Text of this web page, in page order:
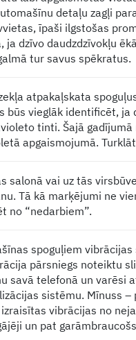
detaļu zagļi
īpaši ilgstošas
ja dzīvo daudzdzīvokļu
tur savus spēkratus.
atpakaļskata
būs vieglāk identificēt,
tinti. Šajā
apgaismojumā.
salonā vai uz tās
Tā kā marķējumi ne
no “nedarbiem”.
spoguļiem
pārsniegs noteiktu
savā telefonā un varēsi
sistēmu. Mīnuss
vibrācijas no
un pat